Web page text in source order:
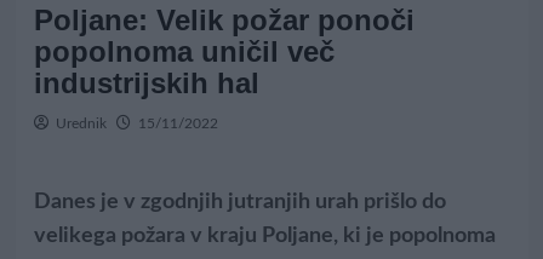
Poljane: Velik požar ponoči
popolnoma uničil več
industrijskih hal
Urednik 15/11/2022
Danes je v zgodnjih jutranjih urah prišlo do
velikega požara v kraju Poljane, ki je popolnoma